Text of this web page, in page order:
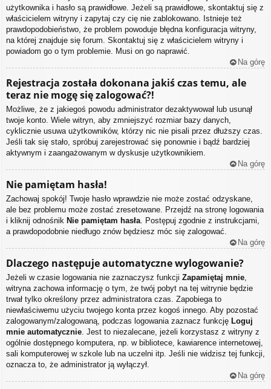
użytkownika i hasło są prawidłowe. Jeżeli są prawidłowe, skontaktuj się z
właścicielem witryny i zapytaj czy cię nie zablokowano. Istnieje też
prawdopodobieństwo, że problem powoduje błędna konfiguracja witryny,
na której znajduje się forum. Skontaktuj się z właścicielem witryny i
powiadom go o tym problemie. Musi on go naprawić.
Na górę
Rejestracja została dokonana jakiś czas temu, ale
teraz nie mogę się zalogować?!
Możliwe, że z jakiegoś powodu administrator dezaktywował lub usunął
twoje konto. Wiele witryn, aby zmniejszyć rozmiar bazy danych,
cyklicznie usuwa użytkowników, którzy nic nie pisali przez dłuższy czas.
Jeśli tak się stało, spróbuj zarejestrować się ponownie i bądź bardziej
aktywnym i zaangażowanym w dyskusje użytkownikiem.
Na górę
Nie pamiętam hasła!
Zachowaj spokój! Twoje hasło wprawdzie nie może zostać odzyskane,
ale bez problemu może zostać zresetowane. Przejdź na stronę logowania
i kliknij odnośnik Nie pamiętam hasła. Postępuj zgodnie z instrukcjami,
a prawdopodobnie niedługo znów będziesz móc się zalogować.
Na górę
Dlaczego następuje automatyczne wylogowanie?
Jeżeli w czasie logowania nie zaznaczysz funkcji Zapamiętaj mnie,
witryna zachowa informację o tym, że twój pobyt na tej witrynie będzie
trwał tylko określony przez administratora czas. Zapobiega to
niewłaściwemu użyciu twojego konta przez kogoś innego. Aby pozostać
zalogowanym/zalogowaną, podczas logowania zaznacz funkcję Loguj
mnie automatycznie. Jest to niezalecane, jeżeli korzystasz z witryny z
ogólnie dostępnego komputera, np. w bibliotece, kawiarence internetowej,
sali komputerowej w szkole lub na uczelni itp. Jeśli nie widzisz tej funkcji,
oznacza to, że administrator ją wyłączył.
Na górę